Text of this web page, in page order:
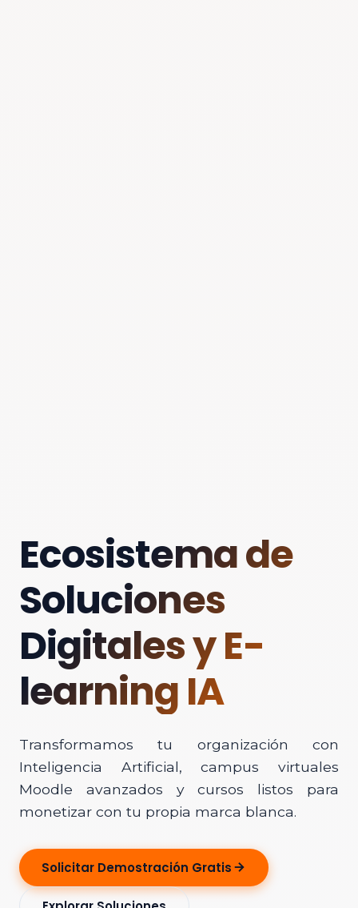
Ecosistema de
Soluciones
Digitales y E-
learning IA
Transformamos tu organización con
Inteligencia Artificial, campus virtuales
Moodle avanzados y cursos listos para
monetizar con tu propia marca blanca.
Solicitar Demostración Gratis